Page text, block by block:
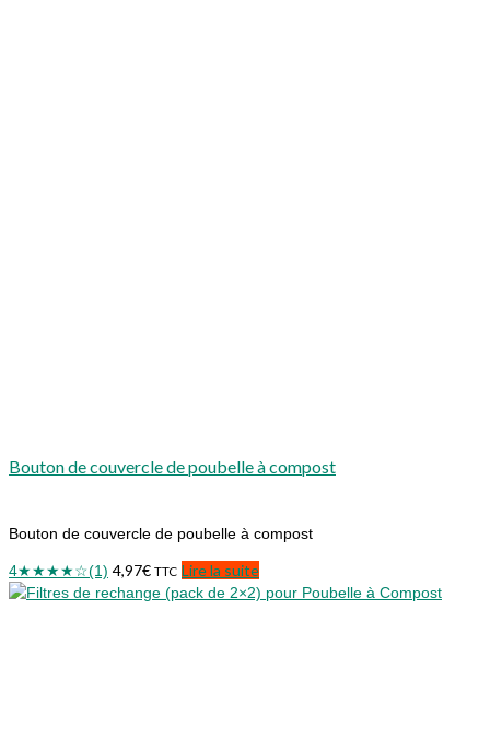
Bouton de couvercle de poubelle à compost
Bouton de couvercle de poubelle à compost
4★★★★☆(1) 4,97€ TTC Lire la suite